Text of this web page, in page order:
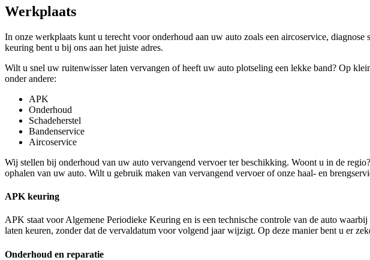
Werkplaats
In onze werkplaats kunt u terecht voor onderhoud aan uw auto zoals een aircoservice,
keuring bent u bij ons aan het juiste adres.
Wilt u snel uw ruitenwisser laten vervangen of heeft uw auto plotseling een lekke band? Op
onder andere:
APK
Onderhoud
Schadeherstel
Bandenservice
Aircoservice
Wij stellen bij onderhoud van uw auto vervangend vervoer ter beschikking. Woont u in de
ophalen van uw auto. Wilt u gebruik maken van vervangend vervoer of onze haal- en
APK keuring
APK staat voor Algemene Periodieke Keuring en is een technische controle van de auto
laten keuren, zonder dat de vervaldatum voor volgend jaar wijzigt. Op deze manier bent u er
Onderhoud en reparatie